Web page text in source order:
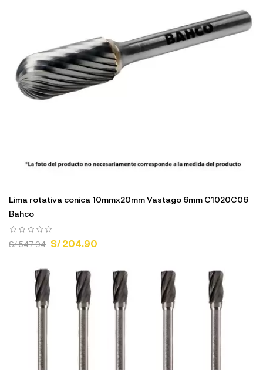
Lima rotativa conica 10mmx20mm Vastago 6mm C1020C06
Bahco
S/ 547.94 S/ 204.90